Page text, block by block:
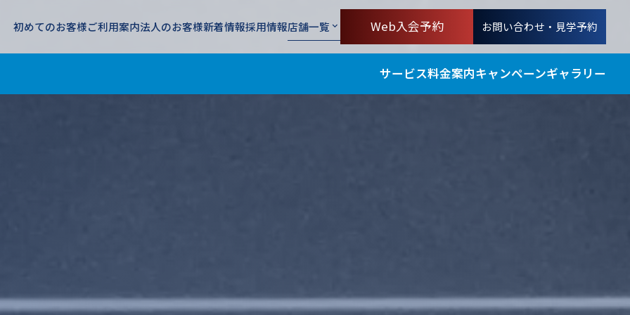
初めてのお客様ご利用案内法人のお客様新着情報採用情報店舗一覧 Web入会予約 お問い合わせ・見学予約
サービス料金案内キャンペーンギャラリー